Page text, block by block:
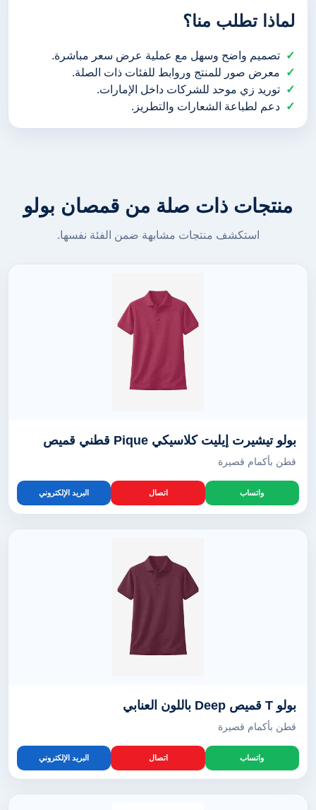
لماذا تطلب منا؟
تصميم واضح وسهل مع عملية عرض سعر مباشرة.
معرض صور للمنتج وروابط للفئات ذات الصلة.
توريد زي موحد للشركات داخل الإمارات.
دعم لطباعة الشعارات والتطريز.
منتجات ذات صلة من قمصان بولو
استكشف منتجات مشابهة ضمن الفئة نفسها.
بولو تيشيرت إيليت كلاسيكي Pique قطني قميص
قطن بأكمام قصيرة
واتساب اتصال البريد الإلكتروني
بولو T قميص Deep باللون العنابي
قطن بأكمام قصيرة
واتساب اتصال البريد الإلكتروني